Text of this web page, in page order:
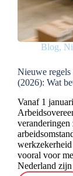
Blog,
Nieuwe
(2026): Wat
Vanaf 1
vooral voor
Nederland